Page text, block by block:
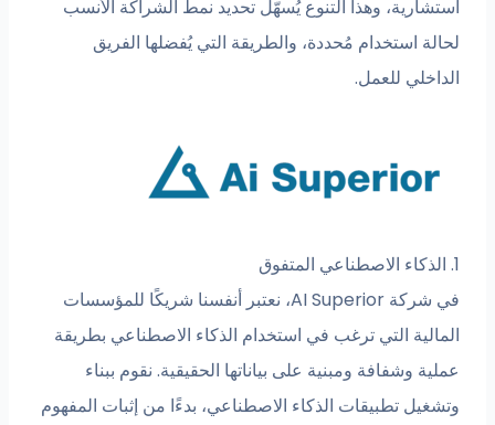
استشارية، وهذا التنوع يُسهّل تحديد نمط الشراكة الأنسب
لحالة استخدام مُحددة، والطريقة التي يُفضلها الفريق
الداخلي للعمل.
1. الذكاء الاصطناعي المتفوق
في شركة AI Superior، نعتبر أنفسنا شريكًا للمؤسسات
المالية التي ترغب في استخدام الذكاء الاصطناعي بطريقة
عملية وشفافة ومبنية على بياناتها الحقيقية. نقوم ببناء
وتشغيل تطبيقات الذكاء الاصطناعي، بدءًا من إثبات المفهوم